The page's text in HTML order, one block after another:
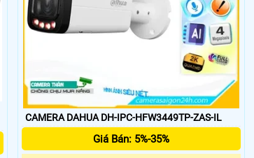
CAMERA DAHUA DH-IPC-HFW3449TP-ZAS-IL
Giá Bán: 5%-35%